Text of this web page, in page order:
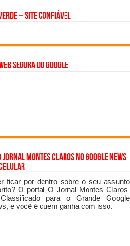
– Site Confiável
SEGURA do GOOGLE
Jornal Montes Claros no Google News
ficar por dentro sobre o seu assunto
O portal O Jornal Montes Claros
para o Grande Google
e você é quem ganha com isso.